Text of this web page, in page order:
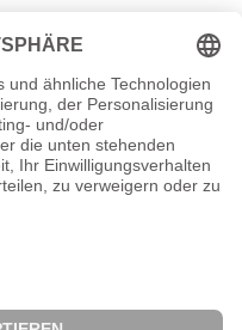
Facebook
